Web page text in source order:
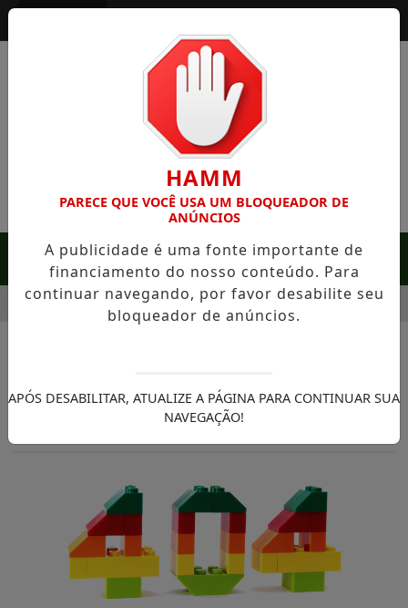
MENU
EM SERRA NEGRA: FAZENDA COM 488 HECTARES UNE
HAMM
PARECE QUE VOCÊ USA UM BLOQUEADOR DE
ANÚNCIOS
A publicidade é uma fonte importante de
financiamento do nosso conteúdo. Para
continuar navegando, por favor desabilite seu
bloqueador de anúncios.
APÓS DESABILITAR, ATUALIZE A PÁGINA PARA CONTINUAR SUA
NAVEGAÇÃO!